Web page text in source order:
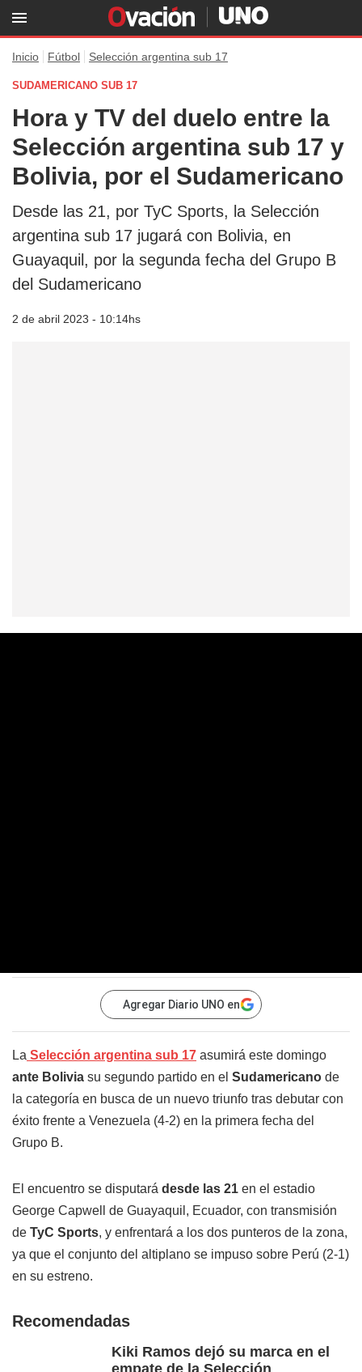
Inicio Fútbol Selección argentina sub 17
SUDAMERICANO SUB 17
Hora y TV del duelo entre la
Selección argentina sub 17 y
Bolivia, por el Sudamericano
Desde las 21, por TyC Sports, la Selección
argentina sub 17 jugará con Bolivia, en
Guayaquil, por la segunda fecha del Grupo B
del Sudamericano
2 de abril 2023 - 10:14hs
Agregar Diario UNO en
La Selección argentina sub 17 asumirá este domingo
ante Bolivia su segundo partido en el Sudamericano de
la categoría en busca de un nuevo triunfo tras debutar con
éxito frente a Venezuela (4-2) en la primera fecha del
Grupo B.
El encuentro se disputará desde las 21 en el estadio
George Capwell de Guayaquil, Ecuador, con transmisión
de TyC Sports, y enfrentará a los dos punteros de la zona,
ya que el conjunto del altiplano se impuso sobre Perú (2-1)
en su estreno.
Recomendadas
Kiki Ramos dejó su marca en el